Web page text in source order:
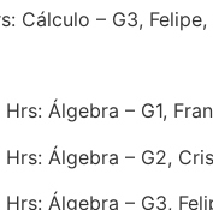
Cálculo – G3,
Álgebra – G1,
Álgebra – G2,
Álgebra – G3,